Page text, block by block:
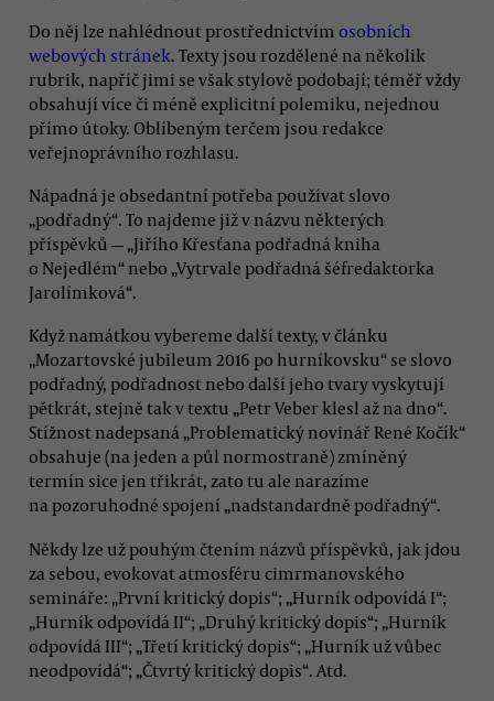
Do něj lze nahlédnout prostřednictvím osobních
webových stránek. Texty jsou rozdělené na několik
rubrik, napříč jimi se však stylově podobají; téměř vždy
obsahují více či méně explicitní polemiku, nejednou
přímo útoky. Oblíbeným terčem jsou redakce
veřejnoprávního rozhlasu.
Nápadná je obsedantní potřeba používat slovo
„podřadný“. To najdeme již v názvu některých
příspěvků — „Jiřího Křesťana podřadná kniha
o Nejedlém“ nebo „Vytrvale podřadná šéfredaktorka
Jarolímková“.
Když namátkou vybereme další texty, v článku
„Mozartovské jubileum 2016 po hurníkovsku“ se slovo
podřadný, podřadnost nebo další jeho tvary vyskytují
pětkrát, stejně tak v textu „Petr Veber klesl až na dno“.
Stížnost nadepsaná „Problematický novinář René Kočík“
obsahuje (na jeden a půl normostraně) zmíněný
termín sice jen třikrát, zato tu ale narazíme
na pozoruhodné spojení „nadstandardně podřadný“.
Někdy lze už pouhým čtením názvů příspěvků, jak jdou
za sebou, evokovat atmosféru cimrmanovského
semináře: „První kritický dopis“; „Hurník odpovídá I“;
„Hurník odpovídá II“; „Druhý kritický dopis“; „Hurník
odpovídá III“; „Třetí kritický dopis“; „Hurník už vůbec
neodpovídá“; „Čtvrtý kritický dopis“. Atd.